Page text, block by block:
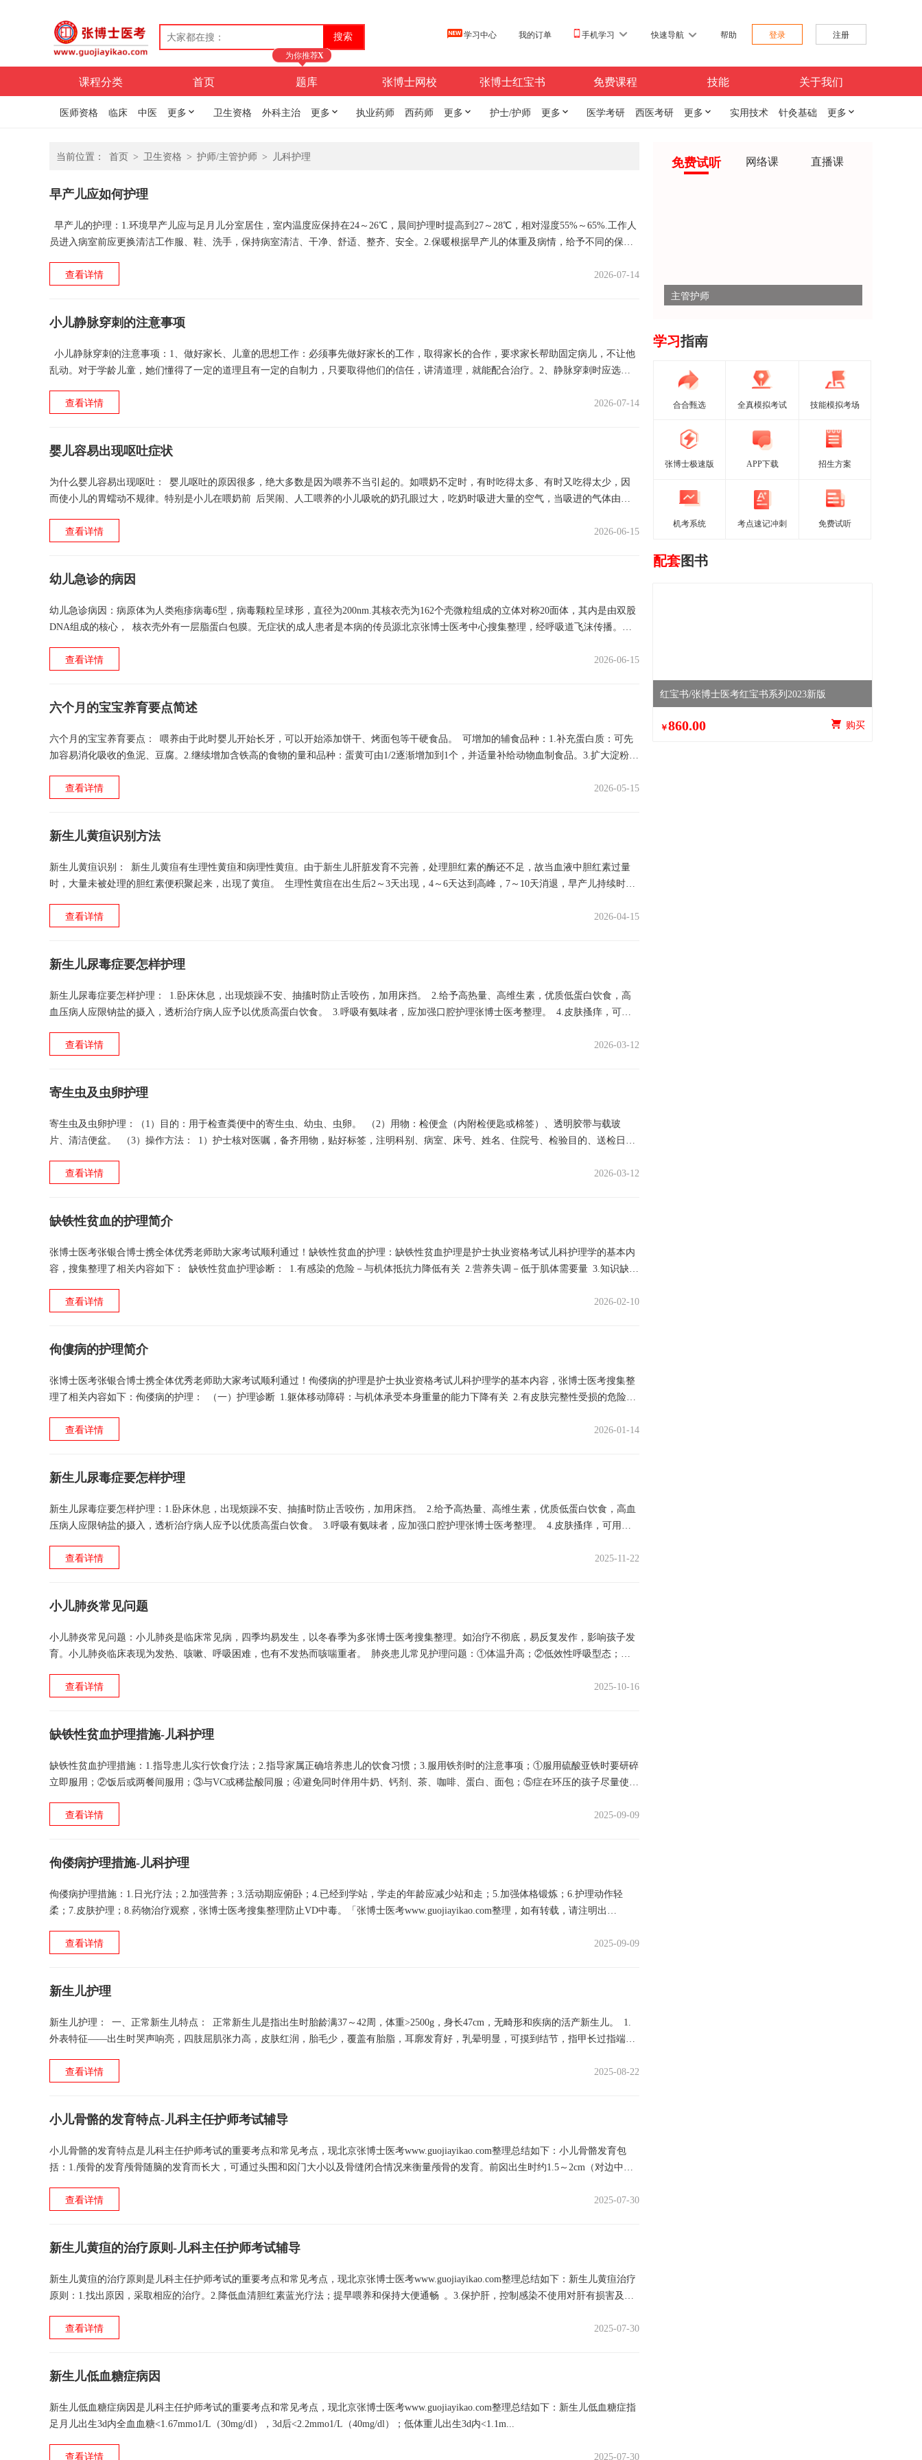
学习中心 我的订单 手机学习 快速导航 帮助 登录 注册
课程分类 首页 题库
为你推荐X
张博士网校 张博士红宝书 免费课程 技能 关于我们
医师资格 临床 中医 更多 卫生资格 外科主治 更多  执业药师 西药师 更多  护士/护师 更多  医学考研 西医考研 更多  实用技术 针灸基础 更多 
当前位置： 首页 > 卫生资格 > 护师/主管护师 > 儿科护理
早产儿应如何护理
早产儿的护理：1.环境早产儿应与足月儿分室居住，室内温度应保持在24～26℃，晨间护理时提高到27～28℃，相对湿度55%～65%.工作人
员进入病室前应更换清洁工作服、鞋、洗手，保持病室清洁、干净、舒适、整齐、安全。2.保暖根据早产儿的体重及病情，给予不同的保暖
查看详情
2026-07-14
小儿静脉穿刺的注意事项
小儿静脉穿刺的注意事项：1、做好家长、儿童的思想工作：必须事先做好家长的工作，取得家长的合作，要求家长帮助固定病儿，不让他
乱动。对于学龄儿童，她们懂得了一定的道理且有一定的自制力，只要取得他们的信任，讲清道理，就能配合治疗。2、静脉穿刺时应选择
查看详情
2026-07-14
婴儿容易出现呕吐症状
为什么婴儿容易出现呕吐： 婴儿呕吐的原因很多，绝大多数是因为喂养不当引起的。如喂奶不定时，有时吃得太多、有时又吃得太少，因
而使小儿的胃蠕动不规律。特别是小儿在喂奶前 后哭闹、人工喂养的小儿吸吮的奶孔眼过大，吃奶时吸进大量的空气，当吸进的气体由胃
查看详情
2026-06-15
幼儿急诊的病因
幼儿急诊病因：病原体为人类疱疹病毒6型，病毒颗粒呈球形，直径为200nm.其核衣壳为162个壳微粒组成的立体对称20面体，其内是由双股
DNA组成的核心， 核衣壳外有一层脂蛋白包膜。无症状的成人患者是本病的传员源北京张博士医考中心搜集整理，经呼吸道飞沫传播。胎
查看详情
2026-06-15
六个月的宝宝养育要点简述
六个月的宝宝养育要点： 喂养由于此时婴儿开始长牙，可以开始添加饼干、烤面包等干硬食品。 可增加的辅食品种：1.补充蛋白质：可先
加容易消化吸收的鱼泥、豆腐。2.继续增加含铁高的食物的量和品种：蛋黄可由1/2逐渐增加到1个，并适量补给动物血制食品。3.扩大淀粉类
查看详情
2026-05-15
新生儿黄疸识别方法
新生儿黄疸识别： 新生儿黄疸有生理性黄疸和病理性黄疸。由于新生儿肝脏发育不完善，处理胆红素的酶还不足，故当血液中胆红素过量
时，大量未被处理的胆红素便积聚起来，出现了黄疸。 生理性黄疸在出生后2～3天出现，4～6天达到高峰，7～10天消退，早产儿持续时间
查看详情
2026-04-15
新生儿尿毒症要怎样护理
新生儿尿毒症要怎样护理： 1.卧床休息，出现烦躁不安、抽搐时防止舌咬伤，加用床挡。 2.给予高热量、高维生素，优质低蛋白饮食，高
血压病人应限钠盐的摄入，透析治疗病人应予以优质高蛋白饮食。 3.呼吸有氨味者，应加强口腔护理张博士医考整理。 4.皮肤搔痒，可用
查看详情
2026-03-12
寄生虫及虫卵护理
寄生虫及虫卵护理：（1）目的：用于检查粪便中的寄生虫、幼虫、虫卵。 （2）用物：检便盒（内附检便匙或棉签）、透明胶带与载玻
片、清洁便盆。 （3）操作方法： 1）护士核对医嘱，备齐用物，贴好标签，注明科别、病室、床号、姓名、住院号、检验目的、送检日期
查看详情
2026-03-12
缺铁性贫血的护理简介
张博士医考张银合博士携全体优秀老师助大家考试顺利通过！缺铁性贫血的护理：缺铁性贫血护理是护士执业资格考试儿科护理学的基本内
容，搜集整理了相关内容如下： 缺铁性贫血护理诊断： 1.有感染的危险－与机体抵抗力降低有关 2.营养失调－低于肌体需要量 3.知识缺乏
查看详情
2026-02-10
佝僂病的护理简介
张博士医考张银合博士携全体优秀老师助大家考试顺利通过！佝偻病的护理是护士执业资格考试儿科护理学的基本内容，张博士医考搜集整
理了相关内容如下：佝偻病的护理： （一）护理诊断 1.躯体移动障碍：与机体承受本身重量的能力下降有关 2.有皮肤完整性受损的危险：
查看详情
2026-01-14
新生儿尿毒症要怎样护理
新生儿尿毒症要怎样护理：1.卧床休息，出现烦躁不安、抽搐时防止舌咬伤，加用床挡。 2.给予高热量、高维生素，优质低蛋白饮食，高血
压病人应限钠盐的摄入，透析治疗病人应予以优质高蛋白饮食。 3.呼吸有氨味者，应加强口腔护理张博士医考整理。 4.皮肤搔痒，可用热
查看详情
2025-11-22
小儿肺炎常见问题
小儿肺炎常见问题：小儿肺炎是临床常见病，四季均易发生，以冬春季为多张博士医考搜集整理。如治疗不彻底，易反复发作，影响孩子发
育。小儿肺炎临床表现为发热、咳嗽、呼吸困难，也有不发热而咳喘重者。 肺炎患儿常见护理问题：①体温升高；②低效性呼吸型态；③心
查看详情
2025-10-16
缺铁性贫血护理措施-儿科护理
缺铁性贫血护理措施：1.指导患儿实行饮食疗法；2.指导家属正确培养患儿的饮食习惯；3.服用铁剂时的注意事项；①服用硫酸亚铁时要研碎
立即服用；②饭后或两餐间服用；③与VC或稀盐酸同服；④避免同时伴用牛奶、钙剂、茶、咖啡、蛋白、面包；⑤症在环压的孩子尽量使用
查看详情
2025-09-09
佝偻病护理措施-儿科护理
佝偻病护理措施：1.日光疗法；2.加强营养；3.活动期应俯卧；4.已经到学站，学走的年龄应减少站和走；5.加强体格锻炼；6.护理动作轻
柔；7.皮肤护理；8.药物治疗观察，张博士医考搜集整理防止VD中毒。「张博士医考www.guojiayikao.com整理，如有转载，请注明出
查看详情
2025-09-09
新生儿护理
新生儿护理： 一、正常新生儿特点： 正常新生儿是指出生时胎龄满37～42周，体重>2500g，身长47cm，无畸形和疾病的活产新生儿。 1.
外表特征——出生时哭声响亮，四肢屈肌张力高，皮肤红润，胎毛少，覆盖有胎脂，耳廓发育好，乳晕明显，可摸到结节，指甲长过指端，
查看详情
2025-08-22
小儿骨骼的发育特点-儿科主任护师考试辅导
小儿骨骼的发育特点是儿科主任护师考试的重要考点和常见考点，现北京张博士医考www.guojiayikao.com整理总结如下：小儿骨骼发育包
括：1.颅骨的发育颅骨随脑的发育而长大，可通过头围和囟门大小以及骨缝闭合情况来衡量颅骨的发育。前囟出生时约1.5～2cm（对边中点
查看详情
2025-07-30
新生儿黄疸的治疗原则-儿科主任护师考试辅导
新生儿黄疸的治疗原则是儿科主任护师考试的重要考点和常见考点，现北京张博士医考www.guojiayikao.com整理总结如下：新生儿黄疸治疗
原则：1.找出原因，采取相应的治疗。2.降低血清胆红素蓝光疗法；提早喂养和保持大便通畅 。3.保护肝，控制感染不使用对肝有损害及可
查看详情
2025-07-30
新生儿低血糖症病因
新生儿低血糖症病因是儿科主任护师考试的重要考点和常见考点，现北京张博士医考www.guojiayikao.com整理总结如下：新生儿低血糖症指
足月儿出生3d内全血血糖<1.67mmo1/L（30mg/dl），3d后<2.2mmo1/L（40mg/dl）；低体重儿出生3d内<1.1m...
查看详情 2025-07-30
免费试听 网络课 直播课
主管护师
学习指南
合合甄选 全真模拟考试 技能模拟考场
张博士极速版 APP下载 招生方案
机考系统 考点速记冲刺 免费试听
配套图书
红宝书/张博士医考红宝书系列2023新版
￥860.00  购买